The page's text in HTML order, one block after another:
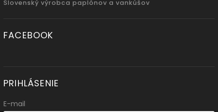
Slovenský výrobca paplónov a vankúšov
FACEBOOK
PRIHLÁSENIE
E-mail